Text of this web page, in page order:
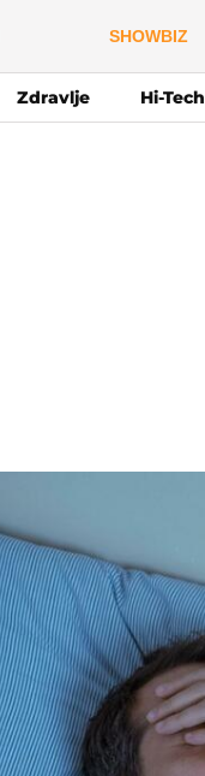
SHOWBIZ
Zdravlje Hi-Tech